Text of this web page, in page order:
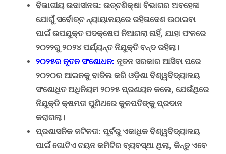
ବିଭାଗୀୟ ଉଦାସୀନତା: ଉଚ୍ଚଶିକ୍ଷା ବିଭାଗର ଅବହେଳା
ଯୋଗୁଁ ସର୍ବୋଚ୍ଚ ନ୍ୟାୟାଳୟରେ ରହିତାଦେଶ ଉଠାଇବା
ପାଇଁ ଉପଯୁକ୍ତ ପଦକ୍ଷେପ ନିଆଗଲା ନାହିଁ,ଯାହା ଫଳରେ
୨୦୨୨ରୁ ୨୦୨୪ ପର୍ଯ୍ୟନ୍ତ ନିଯୁକ୍ତି ବନ୍ଦ ରହିଲା।
୨୦୨୫ର ନୂତନ ସଂଶୋଧନ: ନୂତନ ସରକାର ଆସିବା ପରେ
୨୦୨୦ର ଆଇନକୁ ବାତିଲ କରି ଓଡ଼ିଶା ବିଶ୍ୱବିଦ୍ୟାଳୟ
ସଂଶୋଧିତ ଅଧିନିୟମ ୨୦୨୫ ପ୍ରଣୟନ କଲେ,ଯେଉଁଥିରେ
ନିଯୁକ୍ତି କ୍ଷମତା ପୁଣିଥରେ କୁଳପତିଙ୍କୁ ପ୍ରଦାନ
କରାଗଲା।
ପ୍ରଶାସନିକ ଜଟିଳତା: ପୂର୍ବରୁ ଏକାଧିକ ବିଶ୍ୱବିଦ୍ୟାଳୟ
ପାଇଁ ଗୋଟିଏ ଚୟନ କମିଟିର ବ୍ୟବସ୍ଥା ଥିଲା,କିନ୍ତୁ ଏବେ